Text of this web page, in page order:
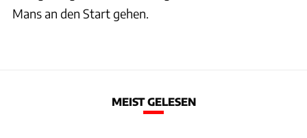
Mans an den Start gehen.
MEIST GELESEN